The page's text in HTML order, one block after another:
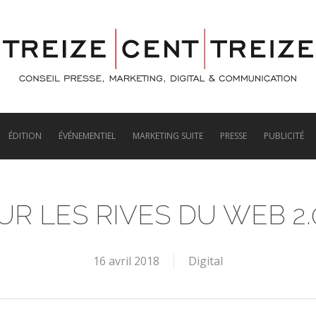
ÉDITION ÉVÉNEMENTIEL MARKETING SUITE PRESSE PUBLICITÉ
LES RIVES DU WEB
16 avril 2018 Digital